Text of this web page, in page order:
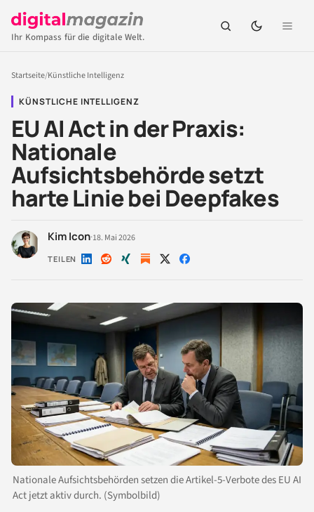
Ihr Kompass für die digitale Welt.
Startseite/Künstliche Intelligenz
KÜNSTLICHE INTELLIGENZ
EU AI Act in der Praxis:
Nationale
Aufsichtsbehörde setzt
harte Linie bei Deepfakes
Kim Icon·18. Mai 2026
TEILEN Auf Auf Auf Auf Auf
Nationale Aufsichtsbehörden setzen die Artikel-5-Verbote des EU AI
Act jetzt aktiv durch. (Symbolbild)